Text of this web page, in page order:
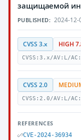
защищаемой
PUBLISHED: 2024-12-
CVSS 3.x HIGH
CVSS:3.x/AV:L/
CVSS 2.0
CVSS:2.0/AV:L/
REFERENCES
CVE-2024-36934